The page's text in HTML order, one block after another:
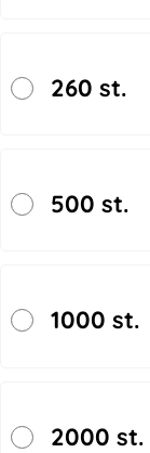
260 st.
500 st.
1000 st.
2000 st.